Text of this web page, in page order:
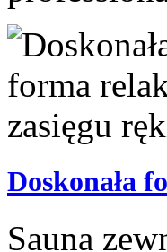
Doskonała
Sauna